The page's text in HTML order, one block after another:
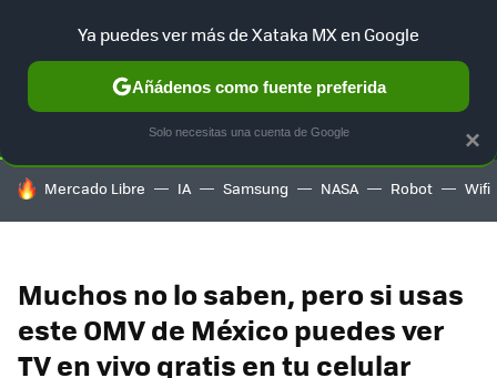
SELECCIÓN GAMING HOME AUTO TERRITORIO
HOY SE HABLA DE
Mercado Libre IA Samsung NASA Robot Wifi
Muchos no lo saben, pero si usas
este OMV de México puedes ver
TV en vivo gratis en tu celular
×
Ya puedes ver más de Xataka MX en Google
Añádenos como fuente preferida
Solo necesitas una cuenta de Google